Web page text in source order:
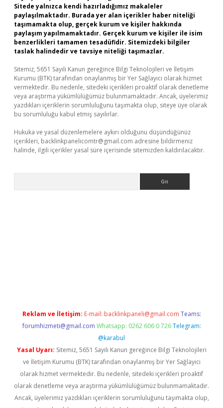
Sitede yalnızca kendi hazırladığımız makaleler
paylaşılmaktadır. Burada yer alan içerikler haber niteliği
taşımamakta olup, gerçek kurum ve kişiler hakkında
paylaşım yapılmamaktadır. Gerçek kurum ve kişiler ile isim
benzerlikleri tamamen tesadüfidir. Sitemizdeki bilgiler
taslak halindedir ve tavsiye niteliği taşımazlar.
Sitemiz, 5651 Sayılı Kanun gereğince Bilgi Teknolojileri ve İletişim
Kurumu (BTK) tarafından onaylanmış bir Yer Sağlayıcı olarak hizmet
vermektedir. Bu nedenle, sitedeki içerikleri proaktif olarak denetleme
veya araştırma yükümlülüğümüz bulunmamaktadır. Ancak, üyelerimiz
yazdıkları içeriklerin sorumluluğunu taşımakta olup, siteye üye olarak
bu sorumluluğu kabul etmiş sayılırlar.
Hukuka ve yasal düzenlemelere aykırı olduğunu düşündüğünüz
içerikleri, backlinkpanelicomtr@gmail.com adresine bildirmeniz
halinde, ilgili içerikler yasal süre içerisinde sitemizden kaldırılacaktır.
Reklam ve İletişim: E-mail: backlinkpaneli@gmail.com Teams:
forumhizmeti@gmail.com Whatsapp: 0262 606 0 726 Telegram:
@karabul
Yasal Uyarı: Sitemiz, 5651 Sayılı Kanun gereğince Bilgi Teknolojileri
ve İletişim Kurumu (BTK) tarafından onaylanmış bir Yer Sağlayıcı
olarak hizmet vermektedir. Bu nedenle, sitedeki içerikleri proaktif
olarak denetleme veya araştırma yükümlülüğümüz bulunmamaktadır.
Ancak, üyelerimiz yazdıkları içeriklerin sorumluluğunu taşımakta olup,